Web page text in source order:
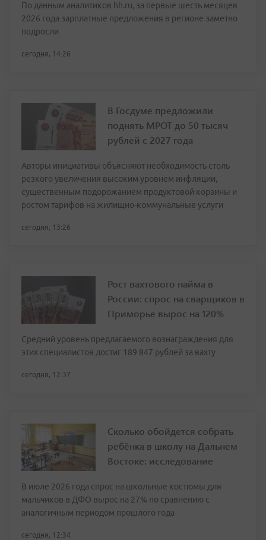
По данным аналитиков hh.ru, за первые шесть месяцев
2026 года зарплатные предложения в регионе заметно
подросли
сегодня, 14:26
В Госдуме предложили
поднять МРОТ до 50 тысяч
рублей с 2027 года
Авторы инициативы объясняют необходимость столь
резкого увеличения высоким уровнем инфляции,
существенным подорожанием продуктовой корзины и
ростом тарифов на жилищно-коммунальные услуги
сегодня, 13:26
Рост вахтового найма в
России: спрос на сварщиков в
Приморье вырос на 120%
Средний уровень предлагаемого вознаграждения для
этих специалистов достиг 189 847 рублей за вахту
сегодня, 12:37
Сколько обойдется собрать
ребёнка в школу на Дальнем
Востоке: исследование
В июле 2026 года спрос на школьные костюмы для
мальчиков в ДФО вырос на 27% по сравнению с
аналогичным периодом прошлого года
сегодня, 12:34